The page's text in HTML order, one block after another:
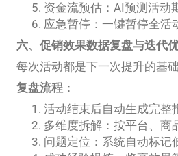
资金流预估：AI预测活动
应急暂停：一键暂停全活
六、促销效果数据复盘与迭代
每次活动都是下一次提升的基础
复盘流程 ：
活动结束后自动生成完整
多维度拆解：按平台、商
问题定位：系统自动标记